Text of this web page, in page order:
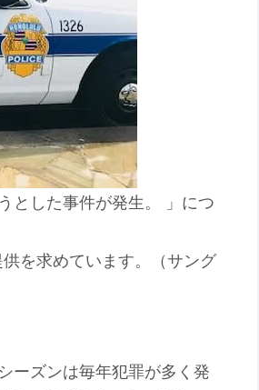
とした事件が発生。 」につ
を求めています。（サング
ーズンは毎年犯罪が多く発